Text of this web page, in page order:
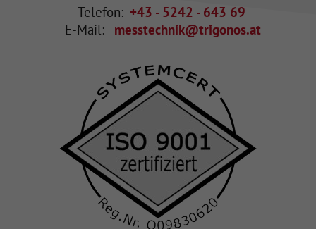
Telefon: +43 - 5242 - 643 69
E-Mail: messtechnik@trigonos.at